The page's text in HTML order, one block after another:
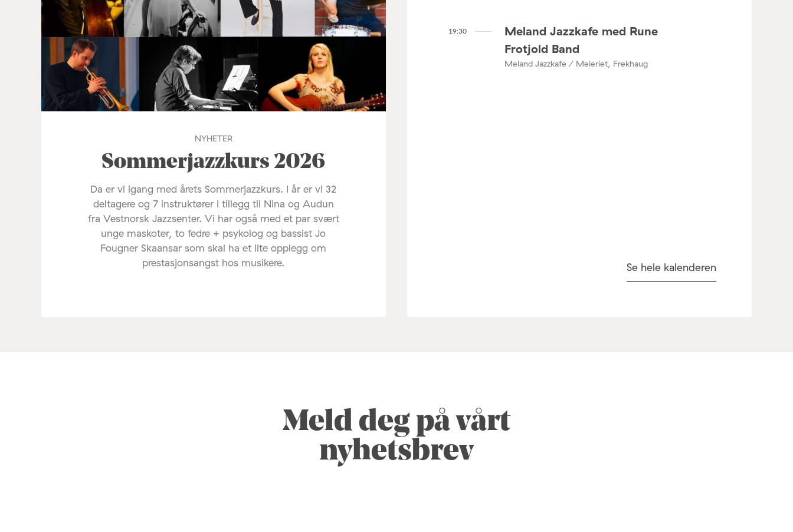
NYHETER
Sommerjazzkurs 2026
Da er vi igang med årets Sommerjazzkurs. I år er vi 32
deltagere og 7 instruktører i tillegg til Nina og Audun
fra Vestnorsk Jazzsenter. Vi har også med et par svært
unge maskoter, to fedre + psykolog og bassist Jo
Fougner Skaansar som skal ha et lite opplegg om
prestasjonsangst hos musikere.
19:30
Meland Jazzkafe med Rune
Frotjold Band
Meland Jazzkafe / Meieriet, Frekhaug
Se hele kalenderen
Meld deg på vårt
nyhetsbrev